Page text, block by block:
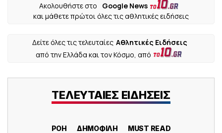
Ακολουθήστε στο
Google News
και μάθετε πρώτοι όλες τις αθλητικές ειδήσεις
Δείτε όλες τις τελευταίες Αθλητικές Ειδήσεις
από την Ελλάδα και τον Κόσμο, από
ΤΕΛΕΥΤΑΙΕΣ ΕΙΔΗΣΕΙΣ
ΡΟΗ ΔΗΜΟΦΙΛΗ MUST READ